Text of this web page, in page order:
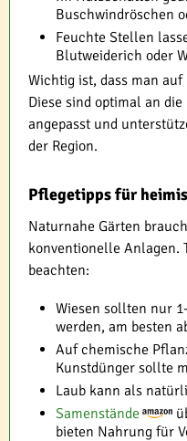
Buschwindröschen
Feuchte Stellen
Blutweiderich oder
Wichtig ist, dass man
Diese sind optimal an
angepasst und
der Region.
Pflegetipps für
Naturnahe Gärten
konventionelle Anlagen.
beachten:
Wiesen sollten nur
werden, am besten
Auf chemische
Kunstdünger sollte
Laub kann als
Samenstände
bieten Nahrung für